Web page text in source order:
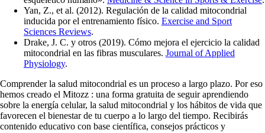
Yan, Z., et al. (2012). Regulación de la calidad mitocondrial
inducida por el entrenamiento físico. Exercise and Sport
Sciences Reviews.
Drake, J. C. y otros (2019). Cómo mejora el ejercicio la calidad
mitocondrial en las fibras musculares. Journal of Applied
Physiology.
Comprender la salud mitocondrial es un proceso a largo plazo. Por eso
hemos creado el Mitozz : una forma gratuita de seguir aprendiendo
sobre la energía celular, la salud mitocondrial y los hábitos de vida que
favorecen el bienestar de tu cuerpo a lo largo del tiempo. Recibirás
contenido educativo con base científica, consejos prácticos y